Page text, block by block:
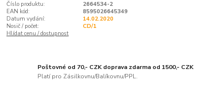
Číslo produktu:
2664534-2
EAN kód:
8595026645349
Datum vydání:
14.02.2020
Nosič / počet:
CD/1
Hlídat cenu / dostupnost
Poštovné od 70,- CZK doprava zdarma od 1500,- CZK
Platí pro Zásilkovnu/Balíkovnu/PPL.